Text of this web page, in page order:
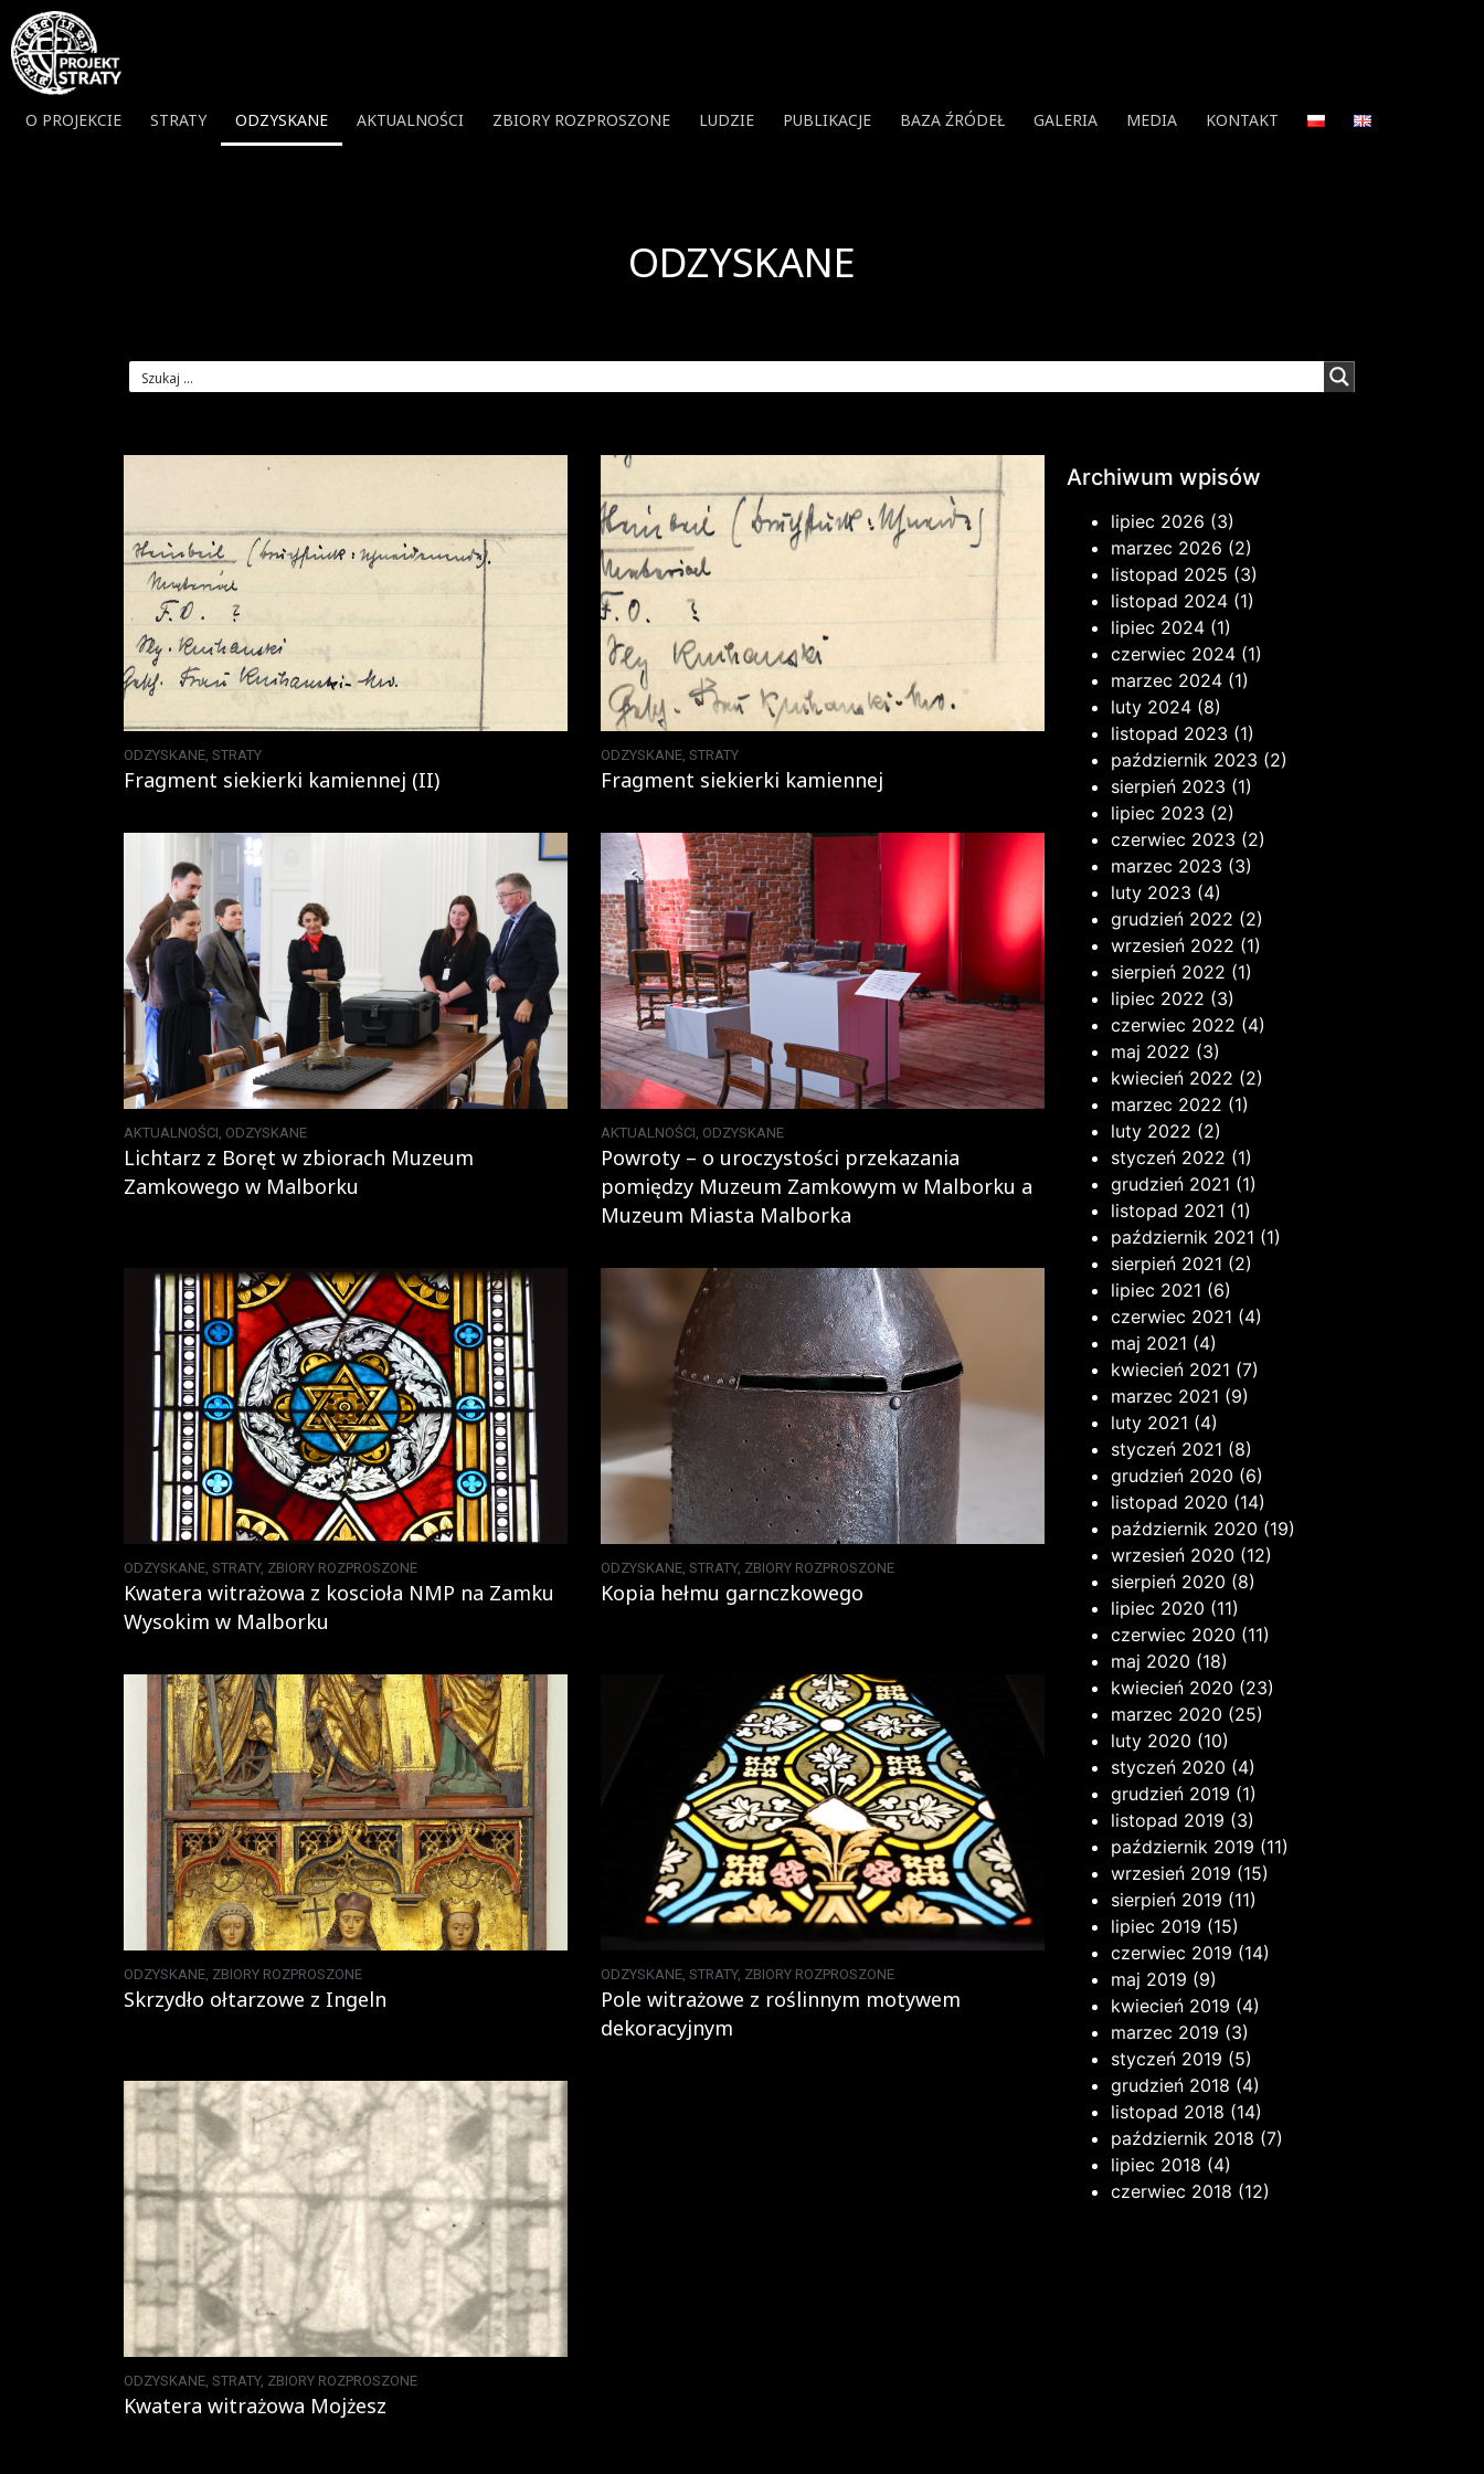
O PROJEKCIE STRATY ODZYSKANE AKTUALNOŚCI ZBIORY ROZPROSZONE LUDZIE PUBLIKACJE BAZA ŹRÓDEŁ GALERIA MEDIA KONTAKT
ODZYSKANE
ODZYSKANE, STRATY
Fragment siekierki kamiennej (II)
ODZYSKANE,STRATY
Fragment siekierki kamiennej
AKTUALNOŚCI, ODZYSKANE
Lichtarz z Boręt w zbiorach Muzeum
Zamkowego w Malborku
AKTUALNOŚCI, ODZYSKANE
Powroty – o uroczystości przekazania
pomiędzy Muzeum Zamkowym w Malborku a
Muzeum Miasta Malborka
ODZYSKANE, STRATY, ZBIORY ROZPROSZONE
Kwatera witrażowa z koscioła NMP na Zamku
Wysokim w Malborku
ODZYSKANE,STRATY, ZBIORY ROZPROSZONE
Kopia hełmu garnczkowego
ODZYSKANE, ZBIORY ROZPROSZONE
Skrzydło ołtarzowe z Ingeln
ODZYSKANE,STRATY, ZBIORY ROZPROSZONE
Pole witrażowe z roślinnym motywem
dekoracyjnym
ODZYSKANE, STRATY, ZBIORY ROZPROSZONE
Kwatera witrażowa Mojżesz
Archiwum wpisów
lipiec 2026 (3)
marzec 2026 (2)
listopad 2025 (3)
listopad 2024 (1)
lipiec 2024 (1)
czerwiec 2024 (1)
marzec 2024 (1)
luty 2024 (8)
listopad 2023 (1)
październik 2023 (2)
sierpień 2023 (1)
lipiec 2023 (2)
czerwiec 2023 (2)
marzec 2023 (3)
luty 2023 (4)
grudzień 2022 (2)
wrzesień 2022 (1)
sierpień 2022 (1)
lipiec 2022 (3)
czerwiec 2022 (4)
maj 2022 (3)
kwiecień 2022 (2)
marzec 2022 (1)
luty 2022 (2)
styczeń 2022 (1)
grudzień 2021 (1)
listopad 2021 (1)
październik 2021 (1)
sierpień 2021 (2)
lipiec 2021 (6)
czerwiec 2021 (4)
maj 2021 (4)
kwiecień 2021 (7)
marzec 2021 (9)
luty 2021 (4)
styczeń 2021 (8)
grudzień 2020 (6)
listopad 2020 (14)
październik 2020 (19)
wrzesień 2020 (12)
sierpień 2020 (8)
lipiec 2020 (11)
czerwiec 2020 (11)
maj 2020 (18)
kwiecień 2020 (23)
marzec 2020 (25)
luty 2020 (10)
styczeń 2020 (4)
grudzień 2019 (1)
listopad 2019 (3)
październik 2019 (11)
wrzesień 2019 (15)
sierpień 2019 (11)
lipiec 2019 (15)
czerwiec 2019 (14)
maj 2019 (9)
kwiecień 2019 (4)
marzec 2019 (3)
styczeń 2019 (5)
grudzień 2018 (4)
listopad 2018 (14)
październik 2018 (7)
lipiec 2018 (4)
czerwiec 2018 (12)